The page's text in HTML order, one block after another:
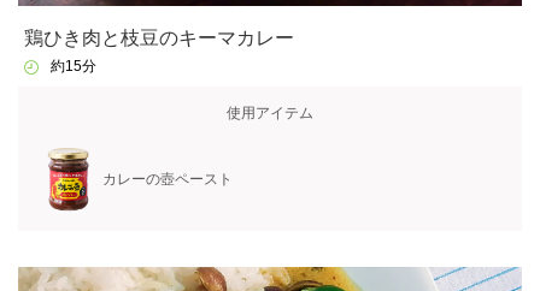
鶏ひき肉と枝豆のキーマカレー
約15分
使用アイテム
カレーの壺ペースト